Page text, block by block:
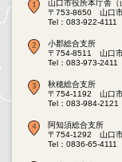
山口市役所本庁舎（
〒753-8650 山口
Tel：083-922-4111
小郡総合支所
〒754-8511 山口
Tel：083-973-2411
秋穂総合支所
〒754-1192 山口
Tel：083-984-2121
阿知須総合支所
〒754-1292 山口
Tel：0836-65-4111